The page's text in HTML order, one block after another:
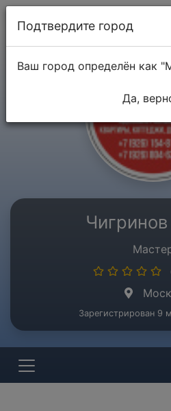
Зарегистрирован 9
Подтвердите город
Ваш город определён как
Да,